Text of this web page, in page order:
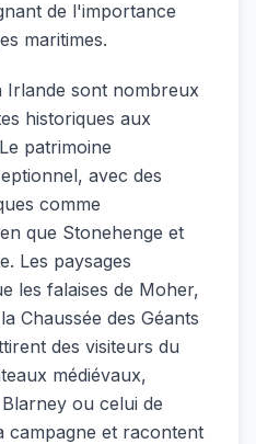
de l'importance
maritimes.
Irlande sont nombreux
historiques aux
patrimoine
avec des
comme
que Stonehenge et
Les paysages
les falaises de Moher,
Chaussée des Géants
des visiteurs du
médiévaux,
ou celui de
campagne et racontent